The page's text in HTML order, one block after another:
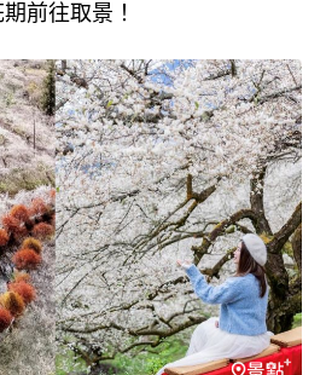
前往取景！